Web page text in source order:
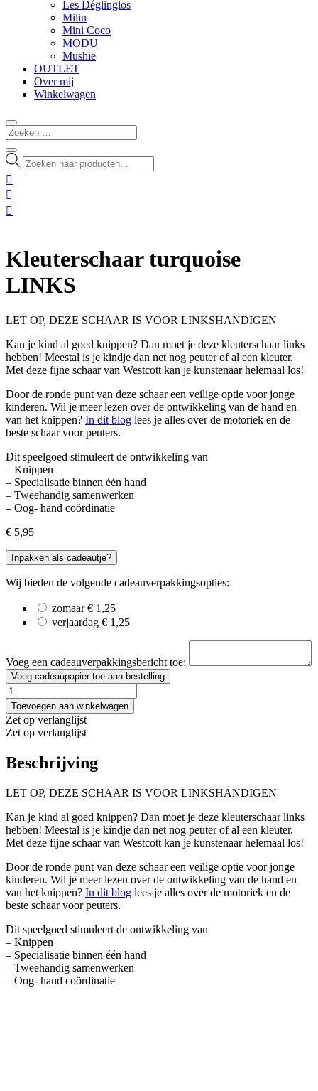
Les Déglinglos
Milin
Mini Coco
MODU
Mushie
OUTLET
Over mij
Winkelwagen
Producten
zoeken



Kleuterschaar turquoise
LINKS
LET OP, DEZE SCHAAR IS VOOR LINKSHANDIGEN
Kan je kind al goed knippen? Dan moet je deze kleuterschaar links
hebben! Meestal is je kindje dan net nog peuter of al een kleuter.
Met deze fijne schaar van Westcott kan je kunstenaar helemaal los!
Door de ronde punt van deze schaar een veilige optie voor jonge
kinderen. Wil je meer lezen over de ontwikkeling van de hand en
van het knippen? In dit blog lees je alles over de motoriek en de
beste schaar voor peuters.
Dit speelgoed stimuleert de ontwikkeling van
– Knippen
– Specialisatie binnen één hand
– Tweehandig samenwerken
– Oog- hand coördinatie
€ 5,95
Inpakken als cadeautje?
Wij bieden de volgende cadeauverpakkingsopties:
zomaar € 1,25
verjaardag € 1,25
Voeg een cadeauverpakkingsbericht toe:
Voeg cadeaupapier toe aan bestelling
Kleuterschaar
turquoise
LINKS
aantal
Toevoegen aan winkelwagen
Zet op verlanglijst
Zet op verlanglijst
Beschrijving
LET OP, DEZE SCHAAR IS VOOR LINKSHANDIGEN
Kan je kind al goed knippen? Dan moet je deze kleuterschaar links
hebben! Meestal is je kindje dan net nog peuter of al een kleuter.
Met deze fijne schaar van Westcott kan je kunstenaar helemaal los!
Door de ronde punt van deze schaar een veilige optie voor jonge
kinderen. Wil je meer lezen over de ontwikkeling van de hand en
van het knippen? In dit blog lees je alles over de motoriek en de
beste schaar voor peuters.
Dit speelgoed stimuleert de ontwikkeling van
– Knippen
– Specialisatie binnen één hand
– Tweehandig samenwerken
– Oog- hand coördinatie